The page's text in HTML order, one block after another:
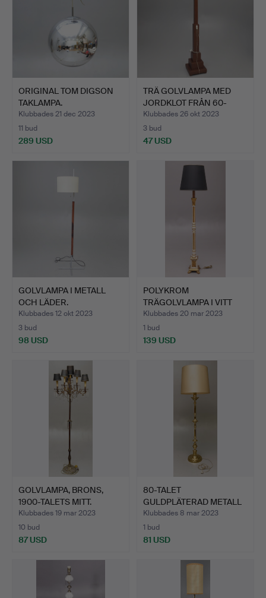
ORIGINAL TOM DIGSON
TAKLAMPA.
Klubbades 21 dec 2023
11 bud
289 USD
TRÄ GOLVLAMPA MED
JORDKLOT FRÅN 60-
TALET.
Klubbades 26 okt 2023
3 bud
47 USD
GOLVLAMPA I METALL
OCH LÄDER.
Klubbades 12 okt 2023
3 bud
98 USD
POLYKROM
TRÄGOLVLAMPA I VITT
OCH GULD.
Klubbades 20 mar 2023
1 bud
139 USD
GOLVLAMPA, BRONS,
1900-TALETS MITT.
Klubbades 19 mar 2023
10 bud
87 USD
80-TALET
GULDPLÄTERAD METALL
LAMPA.
Klubbades 8 mar 2023
1 bud
81 USD